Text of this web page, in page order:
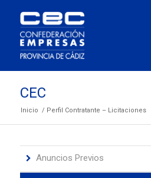
CEC
Inicio / Perfil Contratante – Licitaciones
Anuncios Previos